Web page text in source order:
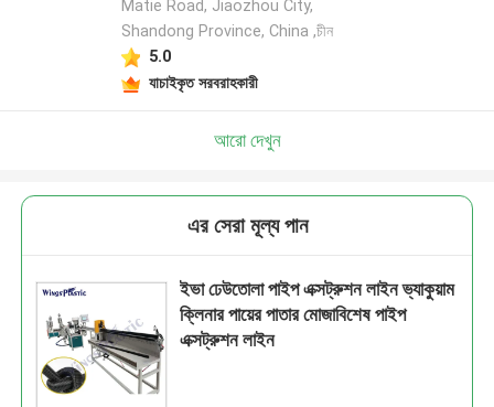
Matie Road, Jiaozhou City,
Shandong Province, China ,চীন
5.0
যাচাইকৃত সরবরাহকারী
আরো দেখুন
এর সেরা মূল্য পান
ইভা ঢেউতোলা পাইপ এক্সট্রুশন লাইন ভ্যাকুয়াম
ক্লিনার পায়ের পাতার মোজাবিশেষ পাইপ
এক্সট্রুশন লাইন